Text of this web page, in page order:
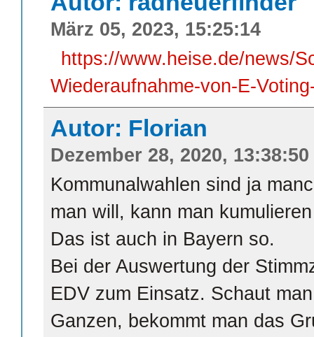
März 05, 2023, 15:25:14
https://www.heise.de/news/
Wiederaufnahme-von-E-
Autor: Florian
Dezember 28, 2020, 13:38:50
Kommunalwahlen sind ja
man will, kann man
Das ist auch in Bayern so.
Bei der Auswertung der
EDV zum Einsatz. Schaut
Ganzen, bekommt man das